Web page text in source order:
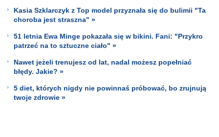
Kasia Szklarczyk z Top model przyznała się do bulimii "Ta
choroba jest straszna" »
51 letnia Ewa Minge pokazała się w bikini. Fani: "Przykro
patrzeć na to sztuczne ciało" »
Nawet jeżeli trenujesz od lat, nadal możesz popełniać
błędy. Jakie? »
5 diet, których nigdy nie powinnaś próbować, bo zrujnują
twoje zdrowie »